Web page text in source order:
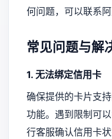
何问题，可以联系
常见问题与解
1. 无法绑定信用卡
确保提供的卡片支
功能。遇到限制可
行客服确认信用卡状